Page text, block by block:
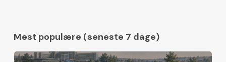
Mest populære (seneste 7 dage)